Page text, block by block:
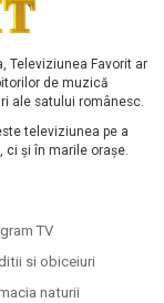
Televiziunea Favorit ar
de muzică
ale satului românesc.
televiziunea pe a
ci şi în marile oraşe.
TV
si obiceiuri
naturii